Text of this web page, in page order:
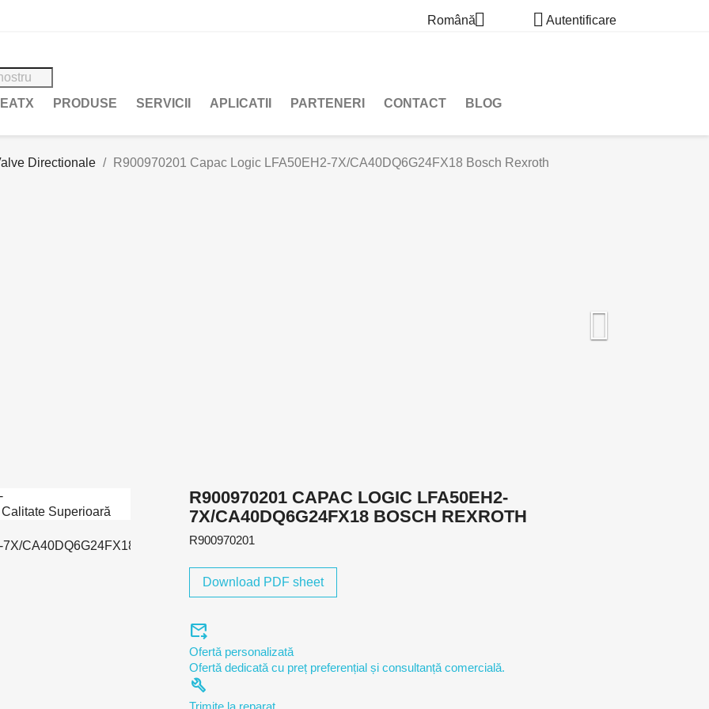
Română  Autentificare
PRODUSE SERVICII APLICATII PARTENERI CONTACT BLOG
Directionale R900970201 Capac Logic LFA50EH2-7X/CA40DQ6G24FX18 Bosch Rexroth

R900970201 CAPAC LOGIC LFA50EH2-
7X/CA40DQ6G24FX18 BOSCH REXROTH
R900970201
Download PDF sheet
forward_to_inbox
Ofertă personalizată
Ofertă dedicată cu preț preferențial și consultanță comercială.
build
Trimite la reparat